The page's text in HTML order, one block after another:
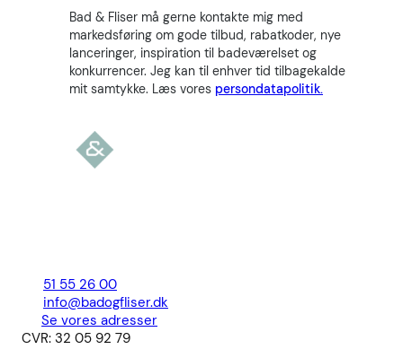
Bad & Fliser må gerne kontakte mig med
markedsføring om gode tilbud, rabatkoder, nye
lanceringer, inspiration til badeværelset og
konkurrencer. Jeg kan til enhver tid tilbagekalde
mit samtykke. Læs vores persondatapolitik.
51 55 26 00
info@badogfliser.dk
Se vores adresser
CVR: 32 05 92 79